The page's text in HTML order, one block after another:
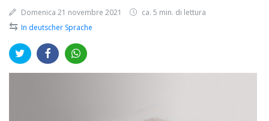
Domenica 21 novembre 2021 ca. 5 min. di lettura
⇆ In deutscher Sprache